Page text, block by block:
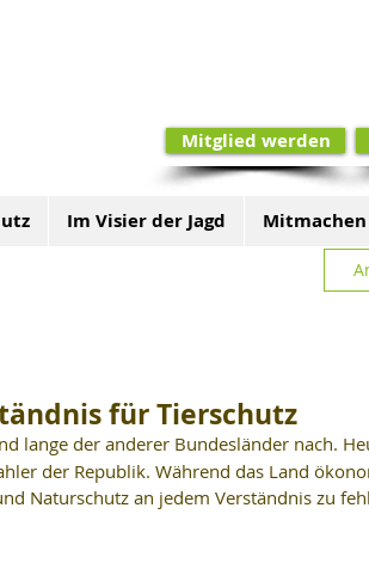
Mitglied werden
Im Visier der Jagd Mitmachen
für Tierschutz
lange der anderer Bundesländer nach.
der Republik. Während das Land
Naturschutz an jedem Verständnis zu